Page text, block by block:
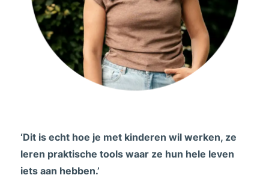
‘Dit is echt hoe je met kinderen wil werken, ze
leren praktische tools waar ze hun hele leven
iets aan hebben.’